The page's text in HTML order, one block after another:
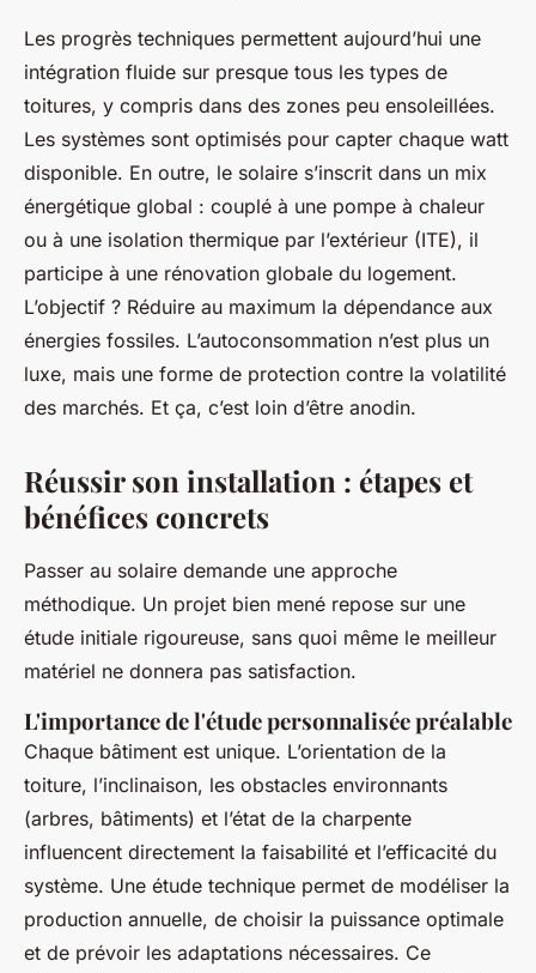
Les progrès techniques permettent aujourd’hui une
intégration fluide sur presque tous les types de
toitures, y compris dans des zones peu ensoleillées.
Les systèmes sont optimisés pour capter chaque watt
disponible. En outre, le solaire s’inscrit dans un mix
énergétique global : couplé à une pompe à chaleur
ou à une isolation thermique par l’extérieur (ITE), il
participe à une rénovation globale du logement.
L’objectif ? Réduire au maximum la dépendance aux
énergies fossiles. L’autoconsommation n’est plus un
luxe, mais une forme de protection contre la volatilité
des marchés. Et ça, c’est loin d’être anodin.
Réussir son installation : étapes et
bénéfices concrets
Passer au solaire demande une approche
méthodique. Un projet bien mené repose sur une
étude initiale rigoureuse, sans quoi même le meilleur
matériel ne donnera pas satisfaction.
L'importance de l'étude personnalisée préalable
Chaque bâtiment est unique. L’orientation de la
toiture, l’inclinaison, les obstacles environnants
(arbres, bâtiments) et l’état de la charpente
influencent directement la faisabilité et l’efficacité du
système. Une étude technique permet de modéliser la
production annuelle, de choisir la puissance optimale
et de prévoir les adaptations nécessaires. Ce